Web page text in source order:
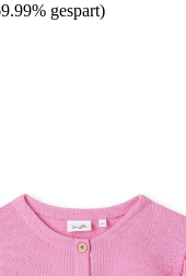
gespart)